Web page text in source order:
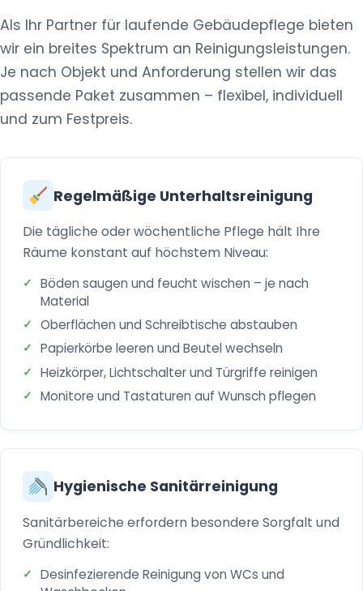
Als Ihr Partner für laufende Gebäudepflege bieten
wir ein breites Spektrum an Reinigungsleistungen.
Je nach Objekt und Anforderung stellen wir das
passende Paket zusammen – flexibel, individuell
und zum Festpreis.
Regelmäßige Unterhaltsreinigung
Die tägliche oder wöchentliche Pflege hält Ihre
Räume konstant auf höchstem Niveau:
Böden saugen und feucht wischen – je nach
Material
Oberflächen und Schreibtische abstauben
Papierkörbe leeren und Beutel wechseln
Heizkörper, Lichtschalter und Türgriffe reinigen
Monitore und Tastaturen auf Wunsch pflegen
Hygienische Sanitärreinigung
Sanitärbereiche erfordern besondere Sorgfalt und
Gründlichkeit:
Desinfezierende Reinigung von WCs und